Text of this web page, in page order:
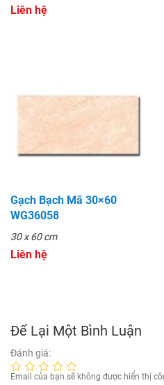
Liên hệ
Gạch Bạch Mã 30×60
WG36058
30 x 60 cm
Liên hệ
Để Lại Một Bình Luận
Đánh giá:
Email của bạn sẽ không được hiển thị